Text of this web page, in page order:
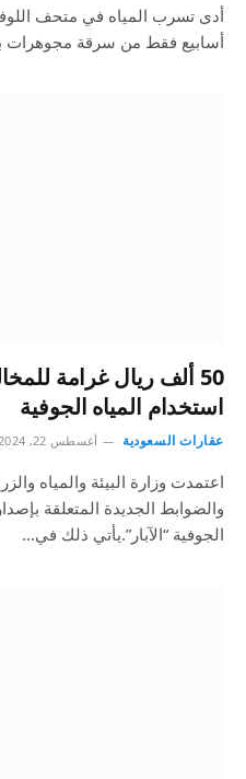
أدى تسرب المياه في متحف
أسابيع فقط من سرقة مجوهرات بقيمة 76
50 ألف ريال غرامة
استخدام المياه الجوفية
عقارات السعودية أغسطس 22, 2024
اعتمدت وزارة البيئة والمياه
والضوابط الجديدة المتعلقة
الجوفية “الآبار”.يأتي ذلك في…